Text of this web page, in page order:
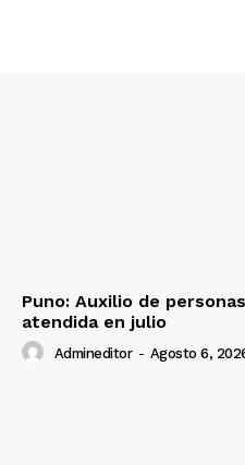
Puno: Auxilio de
atendida en julio
Admineditor - Agosto 6,